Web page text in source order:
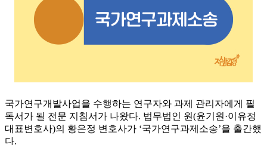
국가연구개발사업을 수행하는 연구자와 과제 관리자에게 필
독서가 될 전문 지침서가 나왔다. 법무법인 원(윤기원·이유정
대표변호사)의 황은정 변호사가 ‘국가연구과제소송’을 출간했
다.